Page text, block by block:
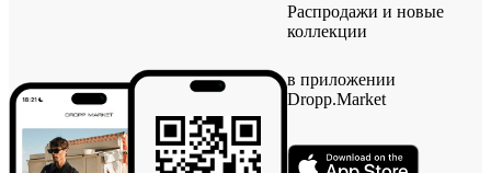
Распродажи и новые
коллекции
в приложении
Dropp.Market